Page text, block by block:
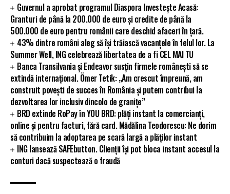
Guvernul a aprobat programul Diaspora Investește Acasă:
Granturi de până la 200.000 de euro și credite de până la
500.000 de euro pentru românii care deschid afaceri în țară.
43% dintre români aleg să își trăiască vacanțele în felul lor. La
Summer Well, ING celebrează libertatea de a fi CEL MAI TU
Banca Transilvania și Endeavor susțin firmele românești să se
extindă internațional. Ömer Tetik: „Am crescut împreună, am
construit povești de succes în România și putem contribui la
dezvoltarea lor inclusiv dincolo de granițe”
BRD extinde RoPay în YOU BRD: plăți instant la comercianți,
online și pentru facturi, fără card. Mădălina Teodorescu: Ne dorim
să contribuim la adoptarea pe scară largă a plăților instant
ING lansează SAFEbutton. Clienții își pot bloca instant accesul la
conturi dacă suspectează o fraudă